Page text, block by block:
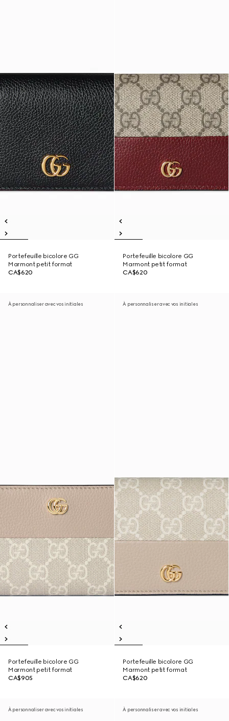
Portefeuille bicolore GG
Marmont petit format
CA$620
Portefeuille bicolore GG
Marmont petit format
CA$620
À personnaliser avec vos initiales
Portefeuille bicolore GG
Marmont petit format
CA$905
À personnaliser avec vos initiales
Portefeuille bicolore GG
Marmont petit format
CA$620
À personnaliser avec vos initiales À personnaliser avec vos initiales